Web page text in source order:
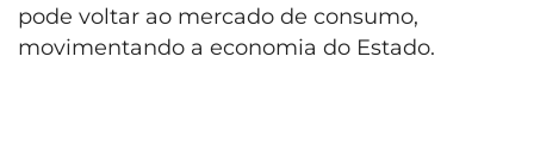
pode voltar ao mercado de consumo,
movimentando a economia do Estado.